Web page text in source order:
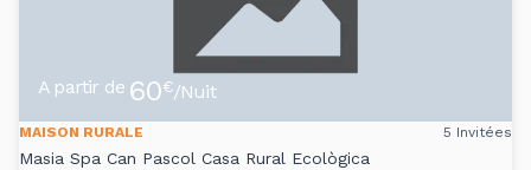
A partir de 60€/Nuit
MAISON RURALE 5 Invitées
Masia Spa Can Pascol Casa Rural Ecològica